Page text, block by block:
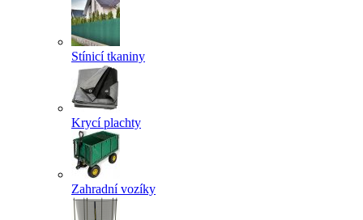
Stínicí tkaniny
Krycí plachty
Zahradní vozíky